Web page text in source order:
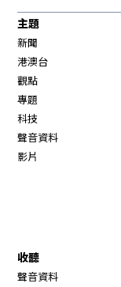
主題
新聞
港澳台
觀點
專題
科技
聲音資料
影片
收聽
聲音資料